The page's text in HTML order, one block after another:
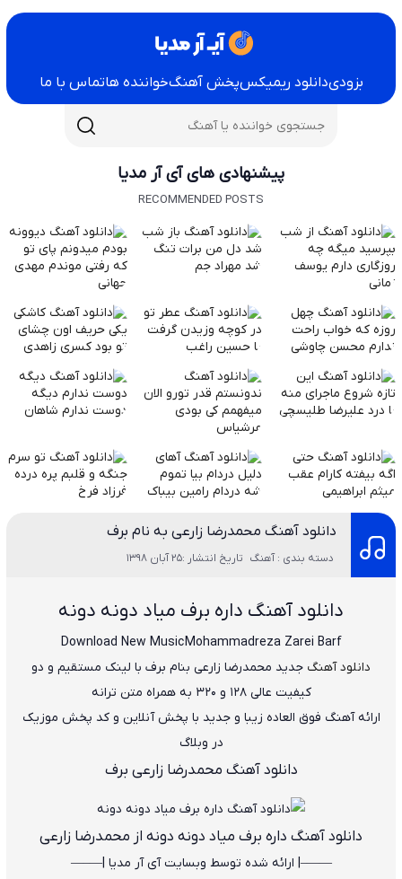
بزودیدانلود ریمیکسپخش آهنگخواننده هاتماس با ما
پیشنهادی های آی آر مدیا
RECOMMENDED POSTS
دانلود آهنگ محمدرضا زارعی به نام برف
دسته بندی : آهنگ تاریخ انتشار :25 آبان 1398
دانلود آهنگ داره برف میاد دونه دونه
Download New MusicMohammadreza Zarei Barf
دانلود آهنگ جدید محمدرضا زارعی بنام برف با لینک مستقیم و دو
کیفیت عالی ۱۲۸ و ۳۲۰ به همراه متن ترانه
ارائه آهنگ فوق العاده زیبا و جدید با پخش آنلاین و کد پخش موزیک
در وبلاگ
دانلود آهنگ محمدرضا زارعی برف
دانلود آهنگ داره برف میاد دونه دونه از محمدرضا زارعی
——–| ارائه شده توسط وبسایت آی آر مدیا |—–—